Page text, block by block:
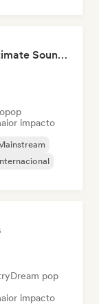
FIFA Soundscapes: The Ultimate Soundtrack ⚽️ Festival Indie, Electropop & Dance Anthems
impacto
Dream pop
impacto